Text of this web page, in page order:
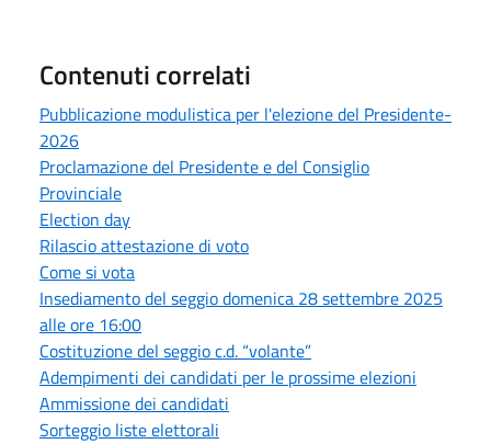
Contenuti correlati
Pubblicazione modulistica per l'elezione del Presidente-
2026
Proclamazione del Presidente e del Consiglio
Provinciale
Election day
Rilascio attestazione di voto
Come si vota
Insediamento del seggio domenica 28 settembre 2025
alle ore 16:00
Costituzione del seggio c.d. “volante”
Adempimenti dei candidati per le prossime elezioni
Ammissione dei candidati
Sorteggio liste elettorali